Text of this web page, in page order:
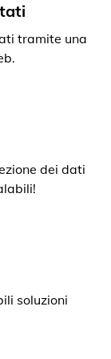
tramite una
dei dati
soluzioni